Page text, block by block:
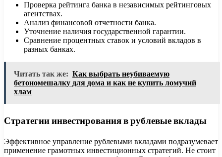
Проверка рейтинга банка в независимых рейтинговых
агентствах.
Анализ финансовой отчетности банка.
Уточнение наличия государственной гарантии.
Сравнение процентных ставок и условий вкладов в
разных банках.
Читать так же: Как выбрать неубиваемую
бетономешалку для дома и как не купить ломучий
хлам
Стратегии инвестирования в рублевые вклады
Эффективное управление рублевыми вкладами подразумевает
применение грамотных инвестиционных стратегий. Не стоит